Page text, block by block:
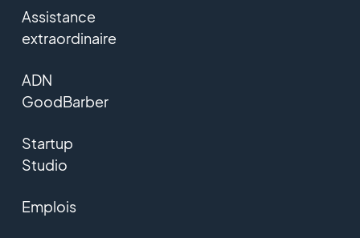
Assistance
extraordinaire
ADN
GoodBarber
Startup
Studio
Emplois